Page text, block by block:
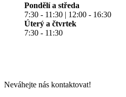
Pondělí a středa
7:30 - 11:30 | 12:00 - 16:30
Úterý a čtvrtek
7:30 - 11:30
Neváhejte nás kontaktovat!